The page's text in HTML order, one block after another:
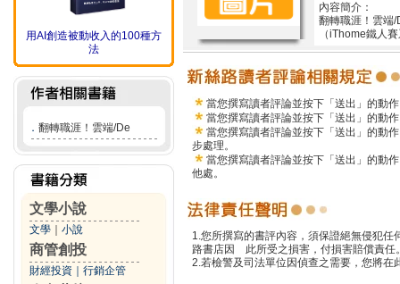
用AI創造被動收入的100種方
法
． 翻轉職涯！雲端/De
文學小說
文學 小說
商管創投
財經投資 行銷企管
內容簡介：
翻轉職涯！雲端
（iThome鐵人
當您撰寫讀者評論並按下「送出」的動
當您撰寫讀者評論並按下「送出」的動
當您撰寫讀者評論並按下「送出」的動
步處理。
當您撰寫讀者評論並按下「送出」的動
他處。
1.您所撰寫的書評內容，須保證絕無侵犯
路書店因 此所受之損害，付損害賠償責任
2.若檢警及司法單位因偵查之需要，您將